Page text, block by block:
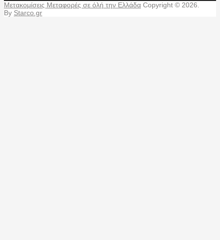
Μετακομίσεις Μεταφορές σε όλή την Ελλάδα Copyright © 2026.
By Starco.gr